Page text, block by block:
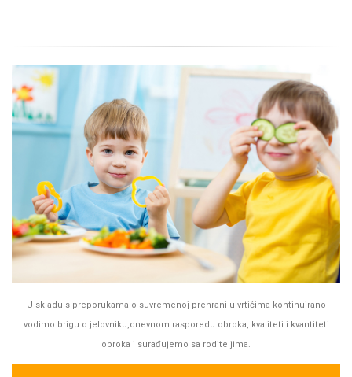
U skladu s preporukama o suvremenoj prehrani u vrtićima kontinuirano
vodimo brigu o jelovniku,dnevnom rasporedu obroka, kvaliteti i kvantiteti
obroka i surađujemo sa roditeljima.